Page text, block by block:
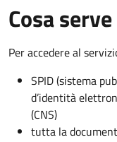
Cosa serve
Per accedere al
SPID (sistema
d’identità
(CNS)
tutta la